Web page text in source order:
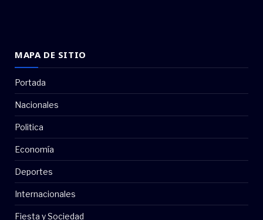
MAPA DE SITIO
Portada
Nacionales
Politica
Economía
Deportes
Internacionales
Fiesta y Sociedad